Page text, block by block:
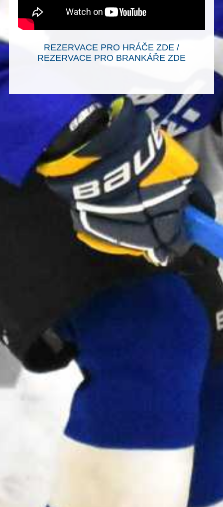
REZERVACE PRO HRÁČE ZDE /
REZERVACE PRO BRANKÁŘE ZDE